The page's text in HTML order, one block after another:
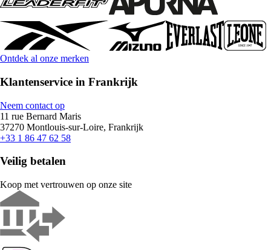
Ontdek al onze merken
Klantenservice in Frankrijk
Neem contact op
11 rue Bernard Maris
37270 Montlouis-sur-Loire, Frankrijk
+33 1 86 47 62 58
Veilig betalen
Koop met vertrouwen op onze site